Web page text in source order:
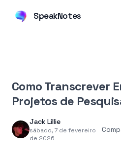
SpeakNotes
Como Transcrever
Projetos de
Jack Lillie
sábado, 7 de fevereiro
de 2026